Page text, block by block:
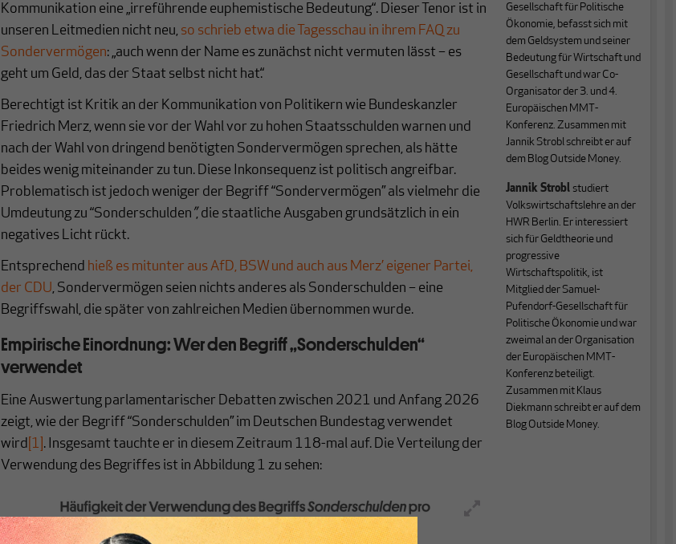
Kommunikation eine „irreführende euphemistische Bedeutung“. Dieser Tenor ist in
unseren Leitmedien nicht neu, so schrieb etwa die Tagesschau in ihrem FAQ zu
Sondervermögen: „auch wenn der Name es zunächst nicht vermuten lässt – es
geht um Geld, das der Staat selbst nicht hat.“
Berechtigt ist Kritik an der Kommunikation von Politikern wie Bundeskanzler
Friedrich Merz, wenn sie vor der Wahl vor zu hohen Staatsschulden warnen und
nach der Wahl von dringend benötigten Sondervermögen sprechen, als hätte
beides wenig miteinander zu tun. Diese Inkonsequenz ist politisch angreifbar.
Problematisch ist jedoch weniger der Begriff “Sondervermögen” als vielmehr die
Umdeutung zu “Sonderschulden ”, die staatliche Ausgaben grundsätzlich in ein
negatives Licht rückt.
Entsprechend hieß es mitunter aus AfD, BSW und auch aus Merz’ eigener Partei,
der CDU, Sondervermögen seien nichts anderes als Sonderschulden – eine
Begriffswahl, die später von zahlreichen Medien übernommen wurde.
Empirische Einordnung: Wer den Begriff „Sonderschulden“
verwendet
Eine Auswertung parlamentarischer Debatten zwischen 2021 und Anfang 2026
zeigt, wie der Begriff “Sonderschulden” im Deutschen Bundestag verwendet
wird [1] . Insgesamt tauchte er in diesem Zeitraum 118-mal auf. Die Verteilung der
Verwendung des Begriffes ist in Abbildung 1 zu sehen:
Gesellschaft für Politische
Ökonomie, befasst sich mit
dem Geldsystem und seiner
Bedeutung für Wirtschaft und
Gesellschaft und war Co-
Organisator der 3. und 4.
Europäischen MMT-
Konferenz. Zusammen mit
Jannik Strobl schreibt er auf
dem Blog Outside Money.
Jannik Strobl studiert
Volkswirtschaftslehre an der
HWR Berlin. Er interessiert
sich für Geldtheorie und
progressive
Wirtschaftspolitik, ist
Mitglied der Samuel-
Pufendorf-Gesellschaft für
Politische Ökonomie und war
zweimal an der Organisation
der Europäischen MMT-
Konferenz beteiligt.
Zusammen mit Klaus
Diekmann schreibt er auf dem
Blog Outside Money.